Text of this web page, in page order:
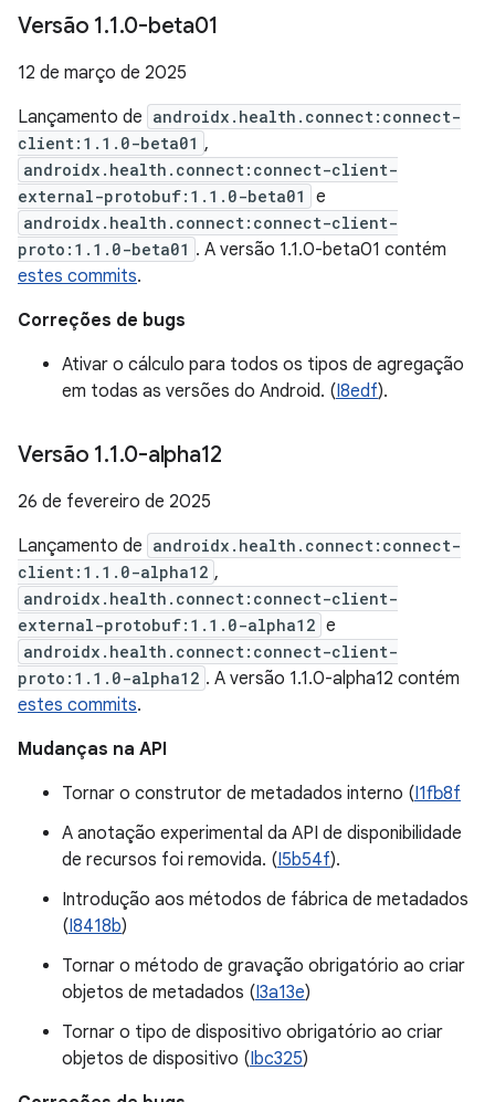
Versão 1.1.0-beta01
12 de março de 2025
Lançamento de androidx.health.connect:connect-
client:1.1.0-beta01 ,
androidx.health.connect:connect-client-
external-protobuf:1.1.0-beta01
e
androidx.health.connect:connect-client-
proto:1.1.0-beta01 . A versão 1.1.0-beta01 contém
estes commits.
Correções de bugs
Ativar o cálculo para todos os tipos de agregação
em todas as versões do Android. (I8edf).
Versão 1.1.0-alpha12
26 de fevereiro de 2025
Lançamento de androidx.health.connect:connect-
client:1.1.0-alpha12 ,
androidx.health.connect:connect-client-
external-protobuf:1.1.0-alpha12 e
androidx.health.connect:connect-client-
proto:1.1.0-alpha12 . A versão 1.1.0-alpha12 contém
estes commits.
Mudanças na API
Tornar o construtor de metadados interno (I1fb8f
A anotação experimental da API de disponibilidade
de recursos foi removida. (I5b54f).
Introdução aos métodos de fábrica de metadados
(I8418b)
Tornar o método de gravação obrigatório ao criar
objetos de metadados (I3a13e)
Tornar o tipo de dispositivo obrigatório ao criar
objetos de dispositivo (Ibc325)